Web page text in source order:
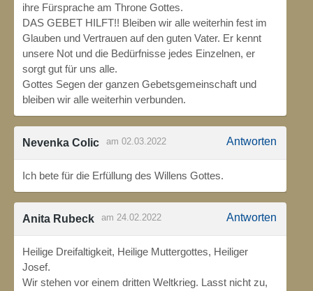
ihre Fürsprache am Throne Gottes.
DAS GEBET HILFT!! Bleiben wir alle weiterhin fest im
Glauben und Vertrauen auf den guten Vater. Er kennt
unsere Not und die Bedürfnisse jedes Einzelnen, er
sorgt gut für uns alle.
Gottes Segen der ganzen Gebetsgemeinschaft und
bleiben wir alle weiterhin verbunden.
Nevenka Colic am 02.03.2022 Antworten
Ich bete für die Erfüllung des Willens Gottes.
Anita Rubeck am 24.02.2022 Antworten
Heilige Dreifaltigkeit, Heilige Muttergottes, Heiliger
Josef.
Wir stehen vor einem dritten Weltkrieg. Lasst nicht zu,